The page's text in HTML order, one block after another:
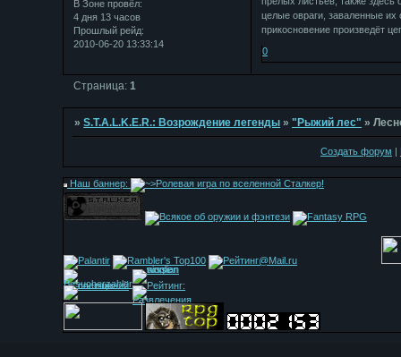
В Зоне провёл:
4 дня 13 часов
Прошлый рейд:
2010-06-20 13:33:14
целые овраги, заваленные
прикосновение произведёт
0
Страница: 1
»S.T.A.L.K.E.R.: Возрождение легенды »"Рыжий лес" »
Создать форум |
Наш баннер: